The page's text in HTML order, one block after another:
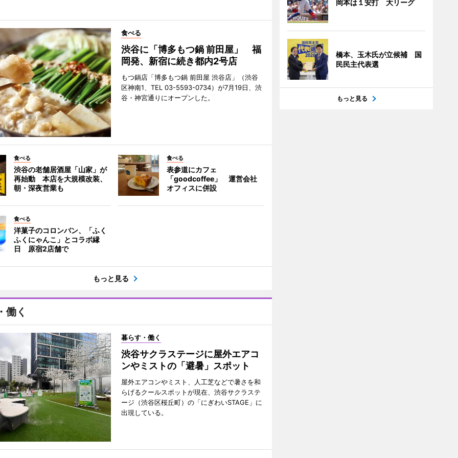
食べる
渋谷に「博多もつ鍋 前田屋」 福
岡発、新宿に続き都内2号店
もつ鍋店「博多もつ鍋 前田屋 渋谷店」（渋谷
区神南1、TEL 03-5593-0734）が7月19日、渋
谷・神宮通りにオープンした。
食べる
渋谷の老舗居酒屋「山家」が
再始動 本店を大規模改装、
朝・深夜営業も
食べる
表参道にカフェ
「goodcoffee」 運営会社
オフィスに併設
食べる
洋菓子のコロンバン、「ふく
ふくにゃんこ」とコラボ縁
日 原宿2店舗で
もっと見る
働く
暮らす・働く
渋谷サクラステージに屋外エアコ
ンやミストの「避暑」スポット
屋外エアコンやミスト、人工芝などで暑さを和
らげるクールスポットが現在、渋谷サクラステ
ージ（渋谷区桜丘町）の「にぎわいSTAGE」に
出現している。
岡本は１安打 大リーグ
橋本、玉木氏が立候補 国
民民主代表選
もっと見る